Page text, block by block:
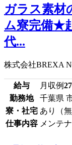
ガラス素材
ム寮完備★
代...
株式会社BREXA
給与 月収例
勤務地
千葉県
寮・社宅 あり（無
仕事内容 メンテ